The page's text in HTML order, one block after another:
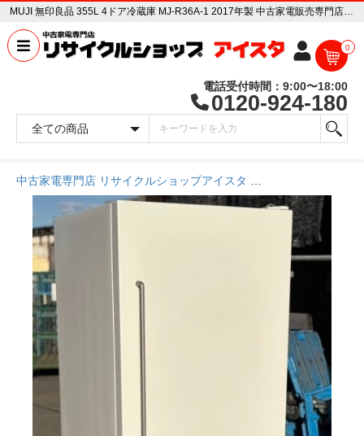
MUJI 無印良品 355L 4ドア冷蔵庫 MJ-R36A-1 2017年製 中古家電販売専門店 リサイクルショップ アイスタ
0
電話受付時間：9:00〜18:00
0120-924-180
中古家電専門店 リサイクルショップアイスタ